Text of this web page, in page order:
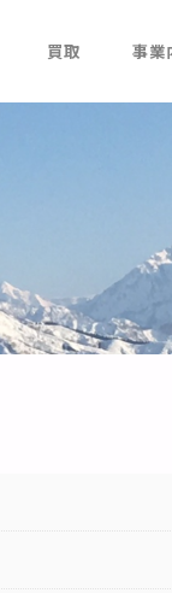
買取 事業